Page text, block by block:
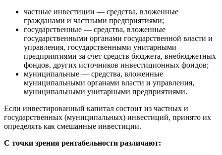
частные инвестиции — средства, вложенные
гражданами и частными предприятиями;
государственные — средства, вложенные
государственными органами государственной власти и
управления, государственными унитарными
предприятиями за счет средств бюджета, внебюджетных
фондов, других источников инвестиционных фондов;
муниципальные — средства, вложенные
муниципальными органами власти и управления,
муниципальными унитарными предприятиями.
Если инвестированный капитал состоит из частных и
государственных (муниципальных) инвестиций, принято их
определять как смешанные инвестиции.
С точки зрения рентабельности различают: